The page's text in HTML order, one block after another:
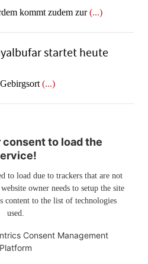
kommt zudem zur(...)
startet heute
(...)
consent to load the
to load due to trackers that are not
owner needs to setup the site
content to the list of technologies
used.
Consent Management
Platform